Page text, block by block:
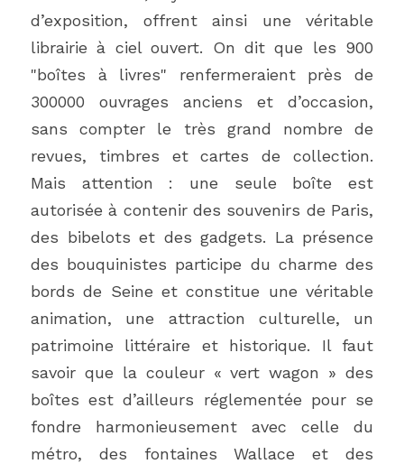
d’exposition, offrent ainsi une véritable
librairie à ciel ouvert. On dit que les 900
"boîtes à livres" renfermeraient près de
300000 ouvrages anciens et d’occasion,
sans compter le très grand nombre de
revues, timbres et cartes de collection.
Mais attention : une seule boîte est
autorisée à contenir des souvenirs de Paris,
des bibelots et des gadgets. La présence
des bouquinistes participe du charme des
bords de Seine et constitue une véritable
animation, une attraction culturelle, un
patrimoine littéraire et historique. Il faut
savoir que la couleur « vert wagon » des
boîtes est d’ailleurs réglementée pour se
fondre harmonieusement avec celle du
métro, des fontaines Wallace et des